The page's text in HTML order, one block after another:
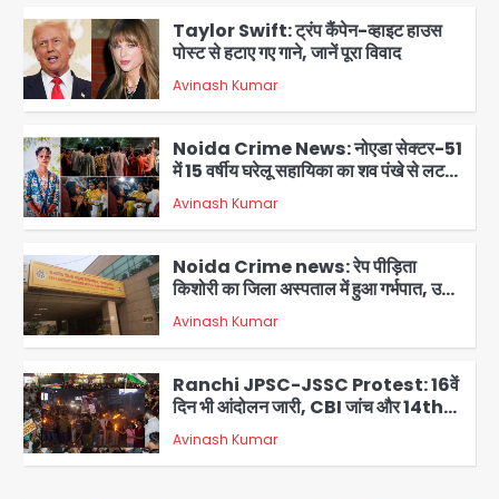
2
Taylor Swift: ट्रंप कैंपेन-व्हाइट हाउस
पोस्ट से हटाए गए गाने, जानें पूरा विवाद
Avinash Kumar
3
Noida Crime News: नोएडा सेक्टर-51
में 15 वर्षीय घरेलू सहायिका का शव पंखे से लटका
मिला
Avinash Kumar
4
Noida Crime news: रेप पीड़िता
किशोरी का जिला अस्पताल में हुआ गर्भपात, उधर
सेक्टर-49 में महिला को मिली ब्लास्ट की धमकी
Avinash Kumar
5
Ranchi JPSC-JSSC Protest: 16वें
दिन भी आंदोलन जारी, CBI जांच और 14th
Exam रद्द करने की मांग
Avinash Kumar